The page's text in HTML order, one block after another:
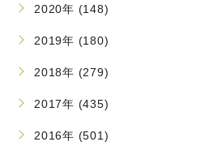
2020年 (148)
2019年 (180)
2018年 (279)
2017年 (435)
2016年 (501)